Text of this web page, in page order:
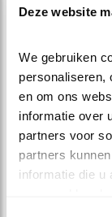
Deze website
We gebruiken
personaliseren,
en om ons
informatie over
partners voor
partners
informatie die u